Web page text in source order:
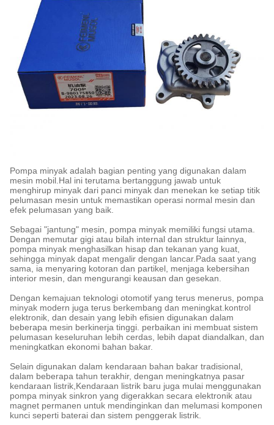
Pompa minyak adalah bagian penting yang digunakan dalam
mesin mobil.Hal ini terutama bertanggung jawab untuk
menghirup minyak dari panci minyak dan menekan ke setiap titik
pelumasan mesin untuk memastikan operasi normal mesin dan
efek pelumasan yang baik.
Sebagai "jantung" mesin, pompa minyak memiliki fungsi utama.
Dengan memutar gigi atau bilah internal dan struktur lainnya,
pompa minyak menghasilkan hisap dan tekanan yang kuat,
sehingga minyak dapat mengalir dengan lancar.Pada saat yang
sama, ia menyaring kotoran dan partikel, menjaga kebersihan
interior mesin, dan mengurangi keausan dan gesekan.
Dengan kemajuan teknologi otomotif yang terus menerus, pompa
minyak modern juga terus berkembang dan meningkat.kontrol
elektronik, dan desain yang lebih efisien digunakan dalam
beberapa mesin berkinerja tinggi. perbaikan ini membuat sistem
pelumasan keseluruhan lebih cerdas, lebih dapat diandalkan, dan
meningkatkan ekonomi bahan bakar.
Selain digunakan dalam kendaraan bahan bakar tradisional,
dalam beberapa tahun terakhir, dengan meningkatnya pasar
kendaraan listrik,Kendaraan listrik baru juga mulai menggunakan
pompa minyak sinkron yang digerakkan secara elektronik atau
magnet permanen untuk mendinginkan dan melumasi komponen
kunci seperti baterai dan sistem penggerak listrik.